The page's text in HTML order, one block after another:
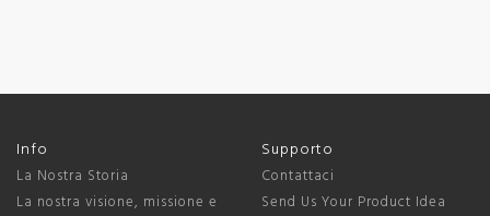
Info
La Nostra Storia
La nostra visione, missione e
Supporto
Contattaci
Send Us Your Product Idea